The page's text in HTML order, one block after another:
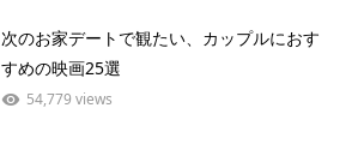
次のお家デートで観たい、カップルにおす
すめの映画25選
54,779 views